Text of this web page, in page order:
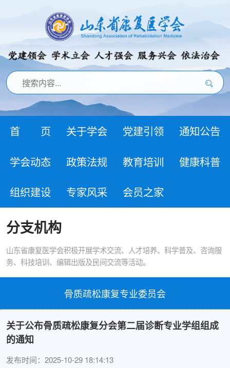
首 页 关于学会 党建引领 通知公告
学会动态 政策法规 教育培训 健康科普
组织建设 专家风采 会员之家
分支机构
山东省康复医学会积极开展学术交流、人才培养、科学普及、咨询服
务、科技培训、编辑出版及民间交流等活动。
骨质疏松康复专业委员会
关于公布骨质疏松康复分会第二届诊断专业学组组成
的通知
发布时间：2025-10-29 18:14:13